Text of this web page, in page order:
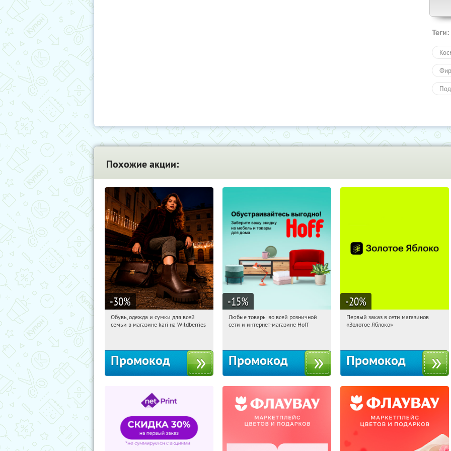
Теги:
Похожие акции:
-30%
17:28:52 Получили:
Обувь, одежда и сумки для всей
семьи в магазине kari на Wildberries
Промокод
-15%
17:28:52 Получили:
Любые товары во всей розничной
сети и интернет-магазине Hoff
Промокод
-20%
17:28:52
Получи первым!
Первый заказ в сети магазинов
«Золотое Яблоко»
Промокод